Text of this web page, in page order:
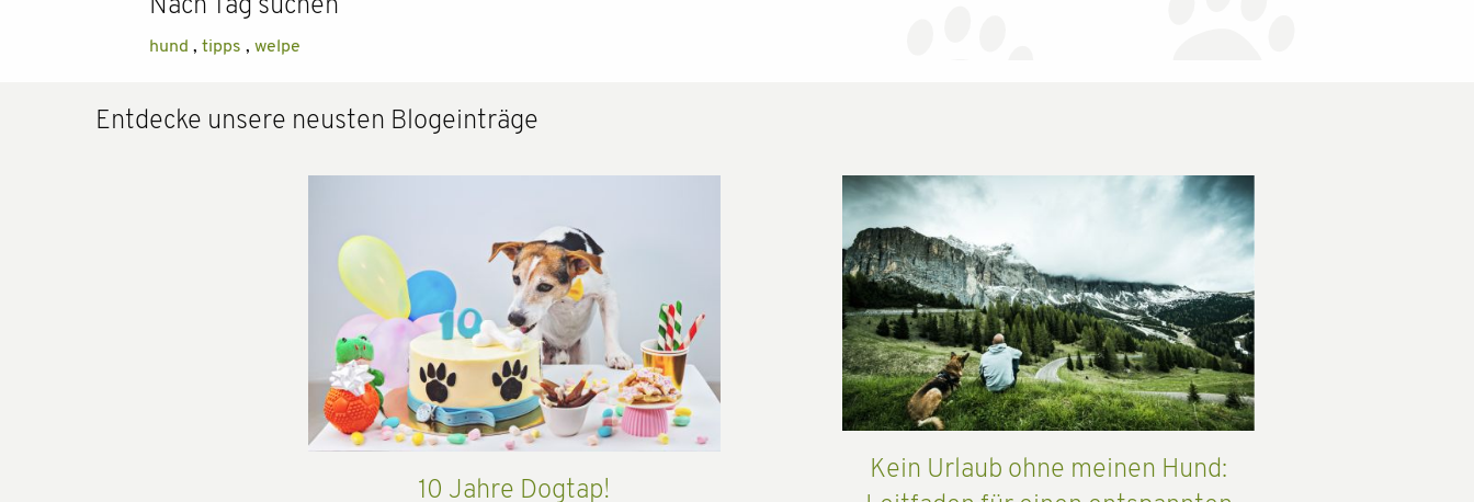
Nach Tag suchen
hund , tipps , welpe
Entdecke unsere neusten Blogeinträge
10 Jahre Dogtap!
Kein Urlaub ohne meinen Hund: